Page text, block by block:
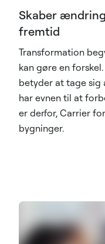
Skaber
fremtid
Transformation
kan gøre en
betyder at tage sig
har evnen til at
er derfor, Carrier
bygninger.